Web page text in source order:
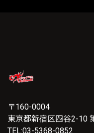
〒160-0004
東京都新宿区四谷2-10
TEL:03-5368-0852